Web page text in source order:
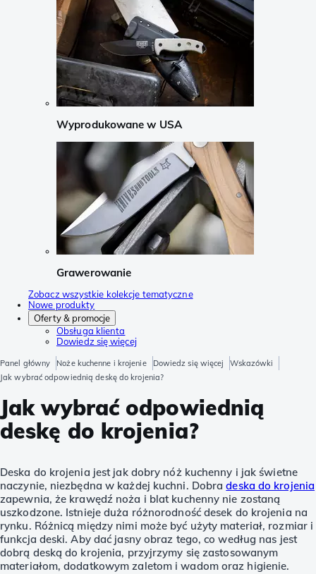
Wyprodukowane w USA
Grawerowanie
Zobacz wszystkie kolekcje tematyczne
Nowe produkty
Oferty & promocje
Obsługa klienta
Dowiedz się więcej
Panel główny Noże kuchenne i krojenie Dowiedz się więcej
Wskazówki
Jak wybrać odpowiednią deskę do krojenia?
Jak wybrać odpowiednią
deskę do krojenia?
Deska do krojenia jest jak dobry nóż kuchenny i jak świetne
naczynie, niezbędna w każdej kuchni. Dobradeska do krojenia
zapewnia, że krawędź noża i blat kuchenny nie zostaną
uszkodzone. Istnieje duża różnorodność desek do krojenia na
rynku. Różnicą między nimi może być użyty materiał, rozmiar i
funkcja deski. Aby dać jasny obraz tego, co według nas jest
dobrą deską do krojenia, przyjrzymy się zastosowanym
materiałom, dodatkowym zaletom i wadom oraz higienie.